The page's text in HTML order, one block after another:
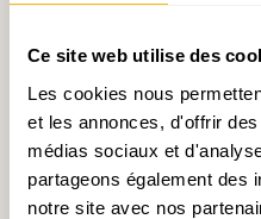
Ce site web utilise des
Les cookies nous
et les annonces, d'offrir
médias sociaux et
partageons également des
notre site avec nos